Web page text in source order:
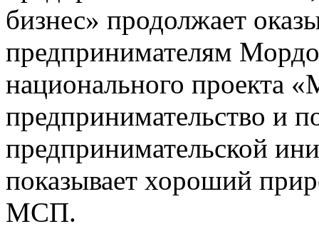
бизнес» продолжает
предпринимателям
национального проекта
предпринимательство и
предпринимательской
показывает хороший
МСП.